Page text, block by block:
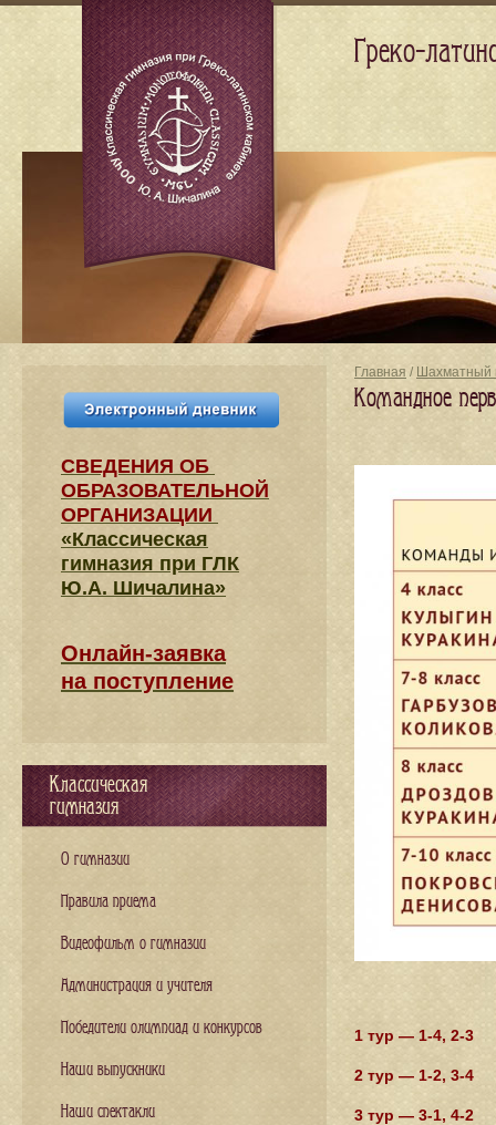
Главная / Шахматный
Командное
1 тур — 1-4, 2-3
2 тур — 1-2, 3-4
3 тур — 3-1, 4-2
СВЕДЕНИЯ​ ОБ
ОБРАЗОВАТЕЛЬНОЙ
ОРГАНИЗАЦИИ
«Классическая
гимназия при ГЛК
Ю.А. Шичалина»
Онлайн-заявка
на поступление
Классическая
гимназия
О гимназии
Правила приема
Видеофильм о гимназии
Администрация и учителя
Победители олимпиад и конкурсов
Наши выпускники
Наши спектакли
Греко-